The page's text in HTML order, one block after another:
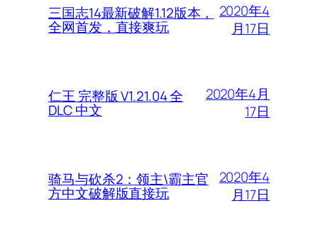
三国志14最新破解1.12版本，
全网首发，直接爽玩
2020年4
月17日
仁王 完整版 V1.21.04 全
DLC 中文
2020年4月
17日
骑马与砍杀2：领主\霸主官
方中文破解版直接玩
2020年4
月17日